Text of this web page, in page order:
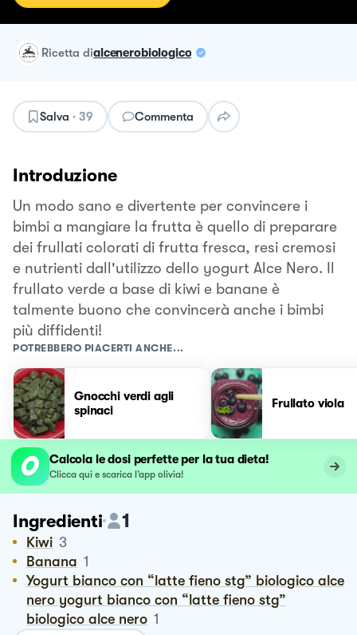
ricetta dialcenerobiologico
Salva · 39 Commenta
Introduzione
Un modo sano e divertente per convincere i
bimbi a mangiare la frutta è quello di preparare
dei frullati colorati di frutta fresca, resi cremosi
e nutrienti dall'utilizzo dello yogurt Alce Nero. Il
frullato verde a base di kiwi e banane è
talmente buono che convincerà anche i bimbi
più diffidenti!
POTREBBERO PIACERTI ANCHE...
Gnocchi verdi agli
spinaci
Frullato viola
Calcola le dosi perfette per la tua dieta!
Clicca qui e scarica l’app olivia!
Ingredienti 1
Kiwi 3
Banana 1
Yogurt bianco con “latte fieno stg” biologico alce
nero yogurt bianco con “latte fieno stg”
biologico alce nero 1